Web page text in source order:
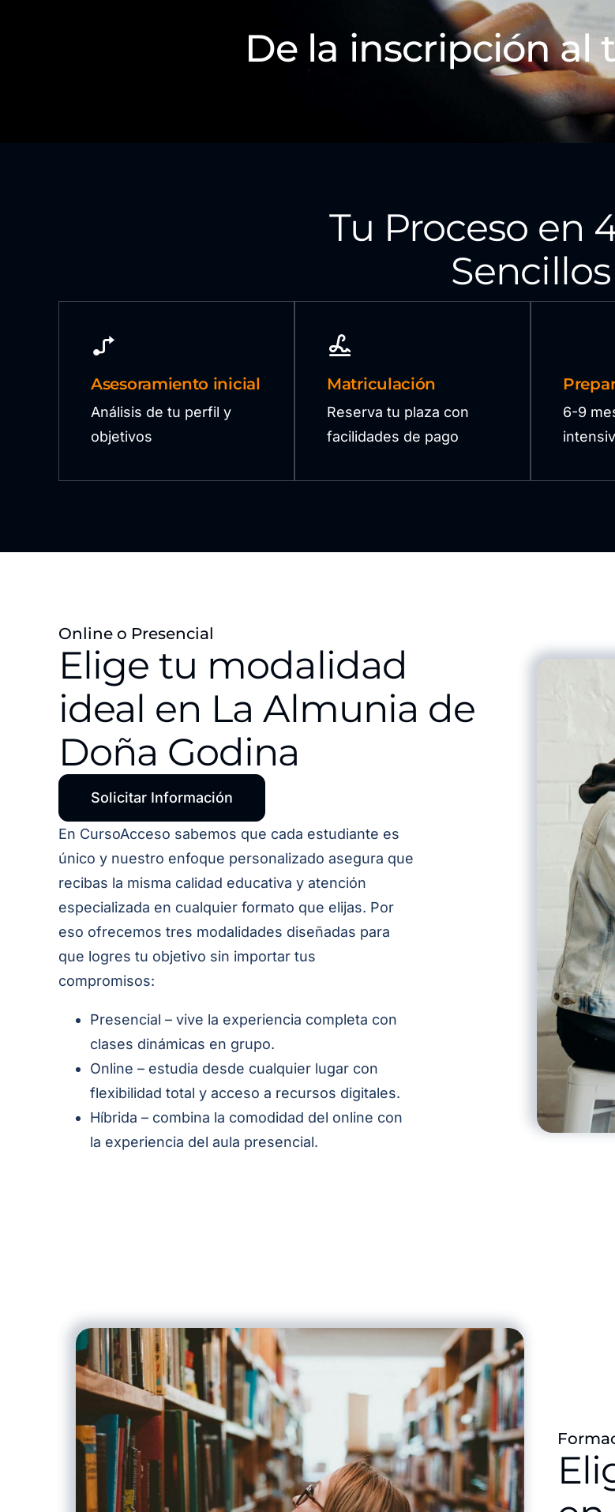
De la inscripción al
Tu Proceso en
Sencillos
Asesoramiento inicial
Análisis de tu perfil y
objetivos
Matriculación
Reserva tu plaza con
facilidades de pago
6-9
Online o Presencial
Elige tu modalidad
ideal en La Almunia de
Doña Godina
Solicitar Información
En CursoAcceso sabemos que cada estudiante es
único y nuestro enfoque personalizado asegura que
recibas la misma calidad educativa y atención
especializada en cualquier formato que elijas. Por
eso ofrecemos tres modalidades diseñadas para
que logres tu objetivo sin importar tus
compromisos:
Presencial – vive la experiencia completa con
clases dinámicas en grupo.
Online – estudia desde cualquier lugar con
flexibilidad total y acceso a recursos digitales.
Híbrida – combina la comodidad del online con
la experiencia del aula presencial.